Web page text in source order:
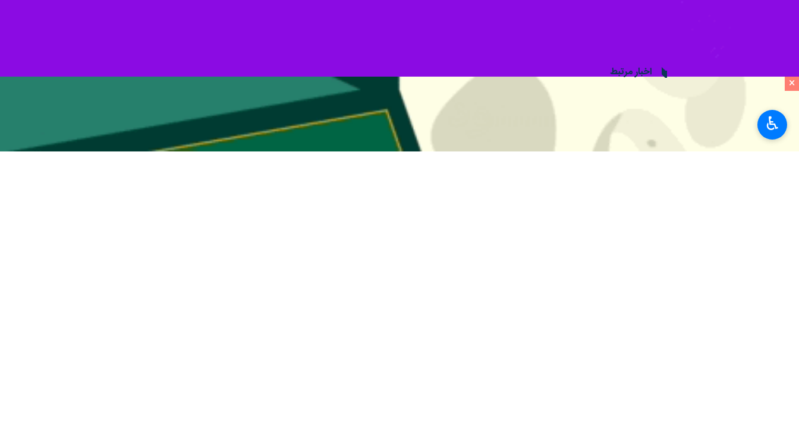
×
اخبار مرتبط
سنندج- ایرنا- مدیرعامل شرکت توزیع نیروی برق کردستان گفت: طی سه ماهه اول سال جاری، ۳۶۰ کیلومتر…
برق ۱۱ دستگاه اجرایی پرمصرف در کردستان قطع شد
♿︎